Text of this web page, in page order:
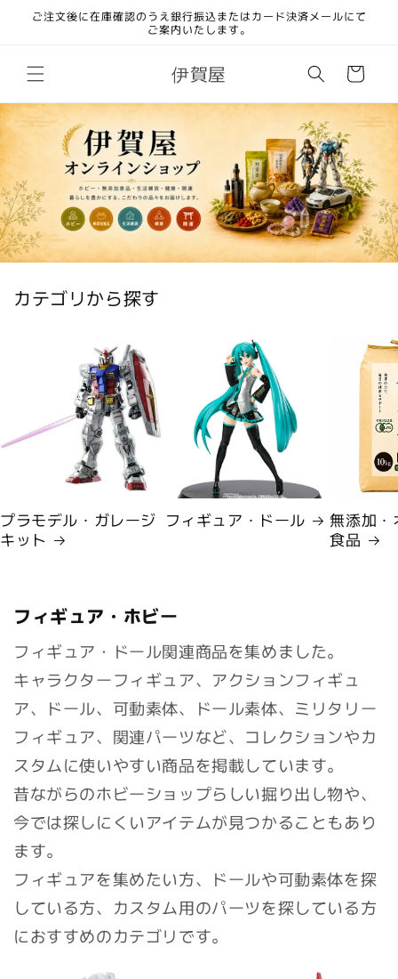
ンツに
ご注文後に在庫確認のうえ銀行振込またはカード決済メールにて
ご案内いたします。
伊賀屋
ー
カテゴリから探す
プラモデル・ガレージ
キット
フィギュア・ドール
無添加・
食品
フィギュア・ホビー
フィギュア・ドール関連商品を集めました。
キャラクターフィギュア、アクションフィギュ
ア、ドール、可動素体、ドール素体、ミリタリー
フィギュア、関連パーツなど、コレクションやカ
スタムに使いやすい商品を掲載しています。
昔ながらのホビーショップらしい掘り出し物や、
今では探しにくいアイテムが見つかることもあり
ます。
フィギュアを集めたい方、ドールや可動素体を探
している方、カスタム用のパーツを探している方
におすすめのカテゴリです。